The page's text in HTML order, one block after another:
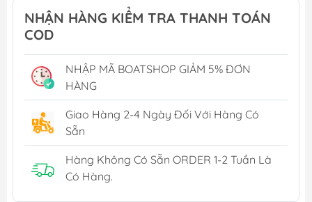
NHẬN HÀNG KIỂM TRA THANH TOÁN
COD
NHẬP MÃ BOATSHOP GIẢM 5% ĐƠN
HÀNG
Giao Hàng 2-4 Ngày Đối Với Hàng Có
Sẵn
Hàng Không Có Sẵn ORDER 1-2 Tuần Là
Có Hàng.